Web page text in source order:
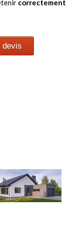
correctement
devis